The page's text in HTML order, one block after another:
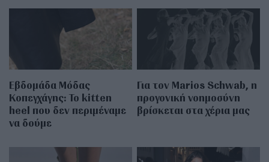
Εβδομάδα Μόδας
Κοπεγχάγης: Το kitten
heel που δεν περιμέναμε
να δούμε
Για τον Marios Schwab, η
προγονική νοημοσύνη
βρίσκεται στα χέρια μας